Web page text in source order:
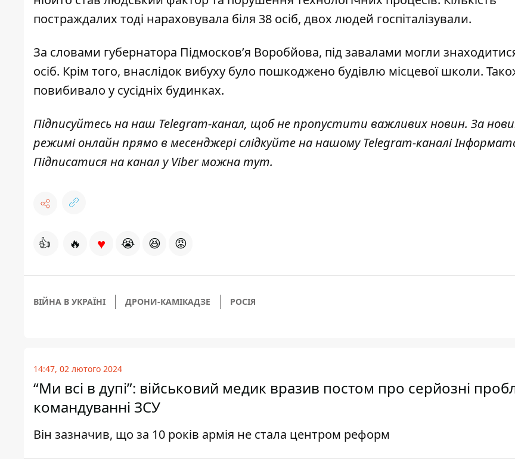
постраждалих тоді нараховувала біля 38 осіб, двох людей госпіталізували.
За словами губернатора Підмосков’я Воробйова, під завалами могли
осіб. Крім того, внаслідок вибуху було пошкоджено будівлю місцевої школи.
повибивало у сусідніх будинках.
Підписуйтесь на наш Telegram-канал, щоб не пропустити важливих новин. За
режимі онлайн прямо в месенджері слідкуйте на нашому Telegram-каналі
Підписатися на канал у Viber можнатут.
👍 🔥 ♥ 😭 😆 😡
ВІЙНА В УКРАЇНІ ДРОНИ-КАМІКАДЗЕ РОСІЯ
14:47, 02 лютого 2024
“Ми всі в дупі”: військовий медик вразив постом про серйозні
командуванні ЗСУ
Він зазначив, що за 10 років армія не стала центром реформ